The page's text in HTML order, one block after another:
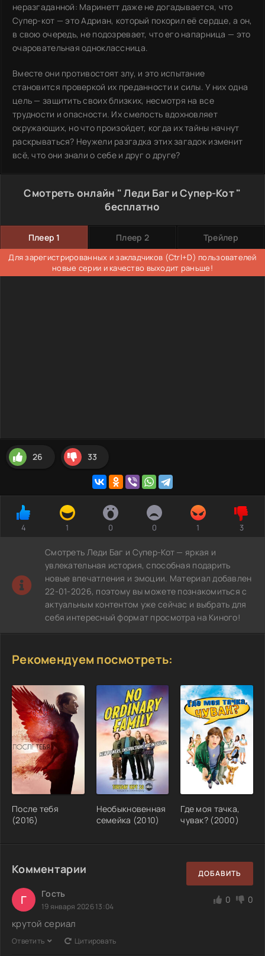
неразгаданной: Маринетт даже не догадывается, что
Супер-кот — это Адриан, который покорил её сердце, а он,
в свою очередь, не подозревает, что его напарница — это
очаровательная одноклассница.
Вместе они противостоят злу, и это испытание
становится проверкой их преданности и силы. У них одна
цель — защитить своих близких, несмотря на все
трудности и опасности. Их смелость вдохновляет
окружающих, но что произойдет, когда их тайны начнут
раскрываться? Неужели разгадка этих загадок изменит
всё, что они знали о себе и друг о друге?
Смотреть онлайн " Леди Баг и Супер-Кот "
бесплатно
Плеер 1 Плеер 2 Трейлер
Для зарегистрированных и закладчиков (Ctrl+D) пользователей
новые серии и качество выходит раньше!
26 33
4 1 0 0 1 3
Смотреть Леди Баг и Супер-Кот — яркая и
увлекательная история, способная подарить
новые впечатления и эмоции. Материал добавлен
22-01-2026, поэтому вы можете познакомиться с
актуальным контентом уже сейчас и выбрать для
себя интересный формат просмотра на Киного!
Рекомендуем посмотреть:
После тебя
(2016)
Необыкновенная
семейка (2010)
Где моя тачка,
чувак? (2000)
Комментарии ДОБАВИТЬ
Г Гость
19 января 2026 13:04
0 0
крутой сериал
Ответить Цитировать